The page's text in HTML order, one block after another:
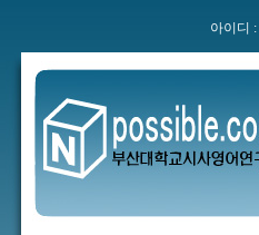
아이디 :